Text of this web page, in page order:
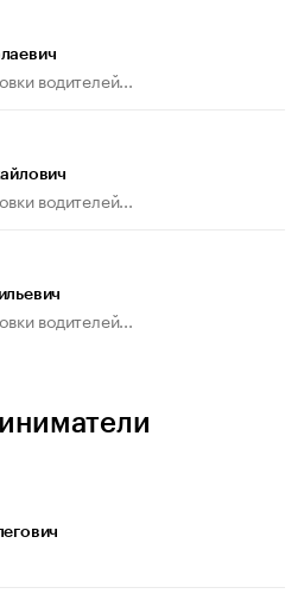
водителей...
водителей...
водителей...